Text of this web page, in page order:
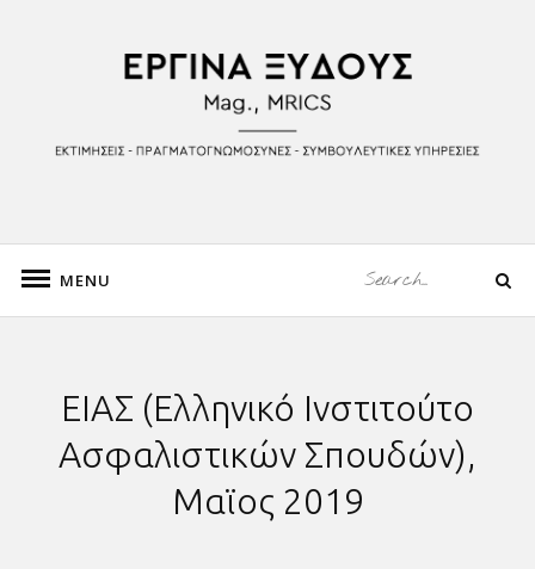
ΕΡΓΙΝΑ ΞΥΔΟΥΣ
Ιστορικός Τέχνης, Mag. Πανεπιστημίου Βιέννης
MENU
for:
Search
ΕΙΑΣ (Ελληνικό Ινστιτούτο
Ασφαλιστικών Σπουδών),
Μαϊος 2019